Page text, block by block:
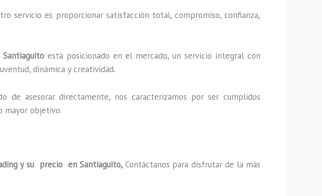
servicio es proporcionar satisfacción total, compromiso, confianza,
está posicionado en el mercado, un servicio integral con
dinámica y creatividad.
de asesorar directamente, nos caracterizamos por ser cumplidos
mayor objetivo.
y su precio en Santiaguito, Contáctanos para disfrutar de la más